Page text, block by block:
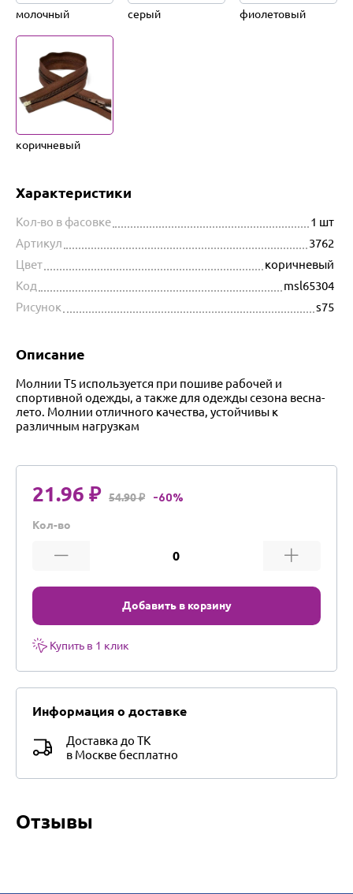
молочный серый фиолетовый
коричневый
Характеристики
Кол-во в фасовке
1 шт
Артикул
3762
Цвет
коричневый
Код
msl65304
Рисунок
s75
Описание
Молнии Т5 используется при пошиве рабочей и
спортивной одежды, а также для одежды сезона весна-
лето. Молнии отличного качества, устойчивы к
различным нагрузкам
21.96 ₽ 54.90 ₽ -60%
Кол-во
Добавить в корзину
Купить в 1 клик
Информация о доставке
Доставка до ТК
в Москве бесплатно
Отзывы